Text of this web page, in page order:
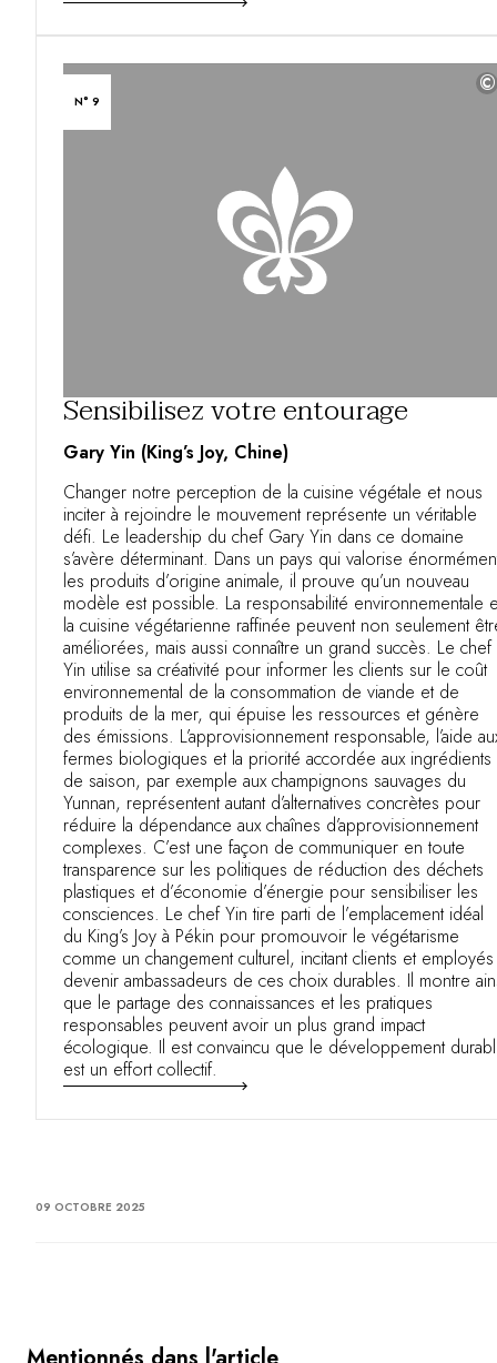
N° 9
©
Sensibilisez votre entourage
Gary Yin (King’s Joy, Chine)
Changer notre perception de la cuisine végétale et nous
inciter à rejoindre le mouvement représente un véritable
défi. Le leadership du chef Gary Yin dans ce domaine
s’avère déterminant. Dans un pays qui valorise
les produits d’origine animale, il prouve qu’un nouveau
modèle est possible. La responsabilité environnementale
la cuisine végétarienne raffinée peuvent non seulement
améliorées, mais aussi connaître un grand succès. Le chef
Yin utilise sa créativité pour informer les clients sur le coût
environnemental de la consommation de viande et de
produits de la mer, qui épuise les ressources et génère
des émissions. L’approvisionnement responsable, l’aide
fermes biologiques et la priorité accordée aux ingrédients
de saison, par exemple aux champignons sauvages du
Yunnan, représentent autant d’alternatives concrètes pour
réduire la dépendance aux chaînes d’approvisionnement
complexes. C’est une façon de communiquer en toute
transparence sur les politiques de réduction des déchets
plastiques et d’économie d’énergie pour sensibiliser les
consciences. Le chef Yin tire parti de l’emplacement idéal
du King’s Joy à Pékin pour promouvoir le végétarisme
comme un changement culturel, incitant clients et
devenir ambassadeurs de ces choix durables. Il montre
que le partage des connaissances et les pratiques
responsables peuvent avoir un plus grand impact
écologique. Il est convaincu que le développement
est un effort collectif.
09 OCTOBRE 2025